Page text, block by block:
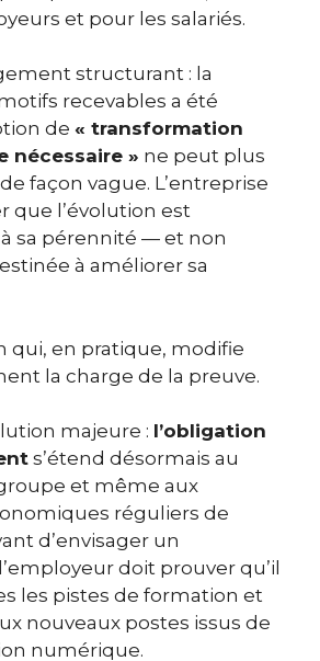
et pour les salariés.
structurant : la
recevables a été
de « transformation
nécessaire » ne peut plus
façon vague. L’entreprise
que l’évolution est
sa pérennité — et non
à améliorer sa
qui, en pratique, modifie
la charge de la preuve.
majeure : l’obligation
s’étend désormais au
et même aux
réguliers de
d’envisager un
doit prouver qu’il
les pistes de formation et
nouveaux postes issus de
numérique.